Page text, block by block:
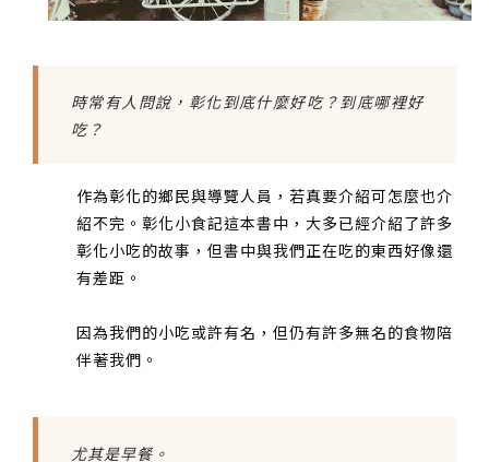
時常有人問說，彰化到底什麼好吃？到底哪裡好
吃？
作為彰化的鄉民與導覽人員，若真要介紹可怎麼也介
紹不完。彰化小食記這本書中，大多已經介紹了許多
彰化小吃的故事，但書中與我們正在吃的東西好像還
有差距。
因為我們的小吃或許有名，但仍有許多無名的食物陪
伴著我們。
尤其是早餐。